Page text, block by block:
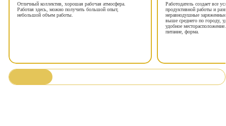
Отличный коллектив, хорошая рабочая атмосфера.
Работая здесь, можно получить большой опыт,
небольшой объем работы.
Работодатель создает все
продуктивной работы и
неравнодушные
выше среднего по городу,
удобное
питание, форма.